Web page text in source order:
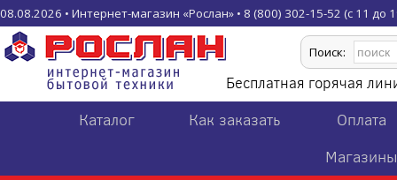
08.08.2026 • Интернет-магазин «Рослан» • 8 (800) 302-15-52 (с 11 до
Поиск:
Бесплатная горячая
Каталог Как заказать
Оплата
Магазины